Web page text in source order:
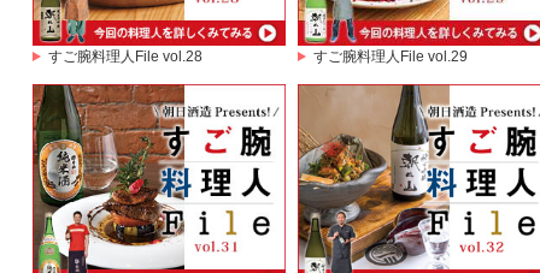
すご腕料理人File vol.28 すご腕料理人File vol.29